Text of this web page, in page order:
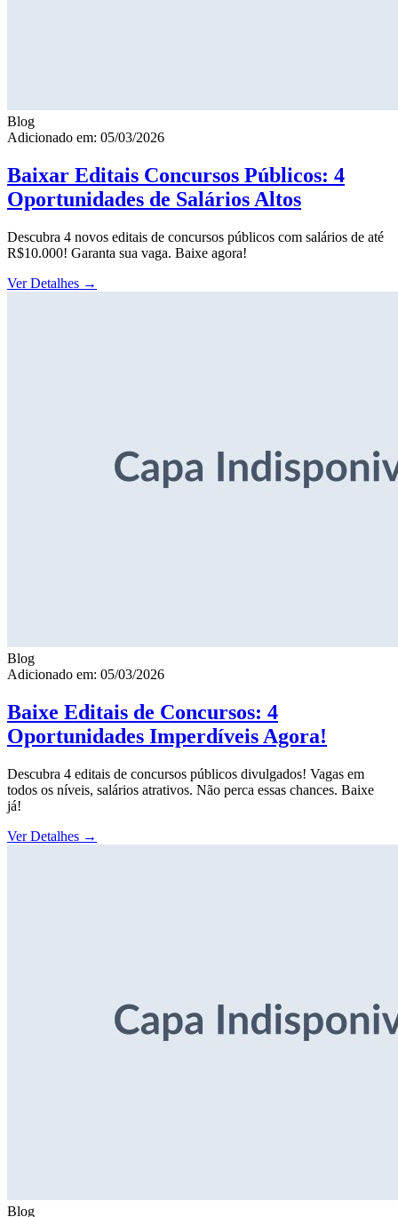
Blog
Adicionado em: 05/03/2026
Baixar Editais Concursos Públicos: 4
Oportunidades de Salários Altos
Descubra 4 novos editais de concursos públicos com salários de até
R$10.000! Garanta sua vaga. Baixe agora!
Ver Detalhes →
Blog
Adicionado em: 05/03/2026
Baixe Editais de Concursos: 4
Oportunidades Imperdíveis Agora!
Descubra 4 editais de concursos públicos divulgados! Vagas em
todos os níveis, salários atrativos. Não perca essas chances. Baixe
já!
Ver Detalhes →
Blog